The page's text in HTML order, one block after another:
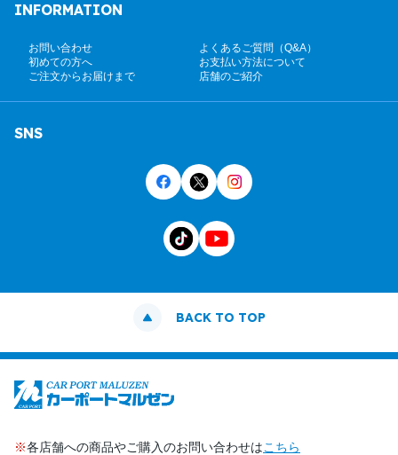
INFORMATION
お問い合わせ
よくあるご質問（Q&A）
初めての方へ
お支払い方法について
ご注文からお届けまで
店舗のご紹介
SNS
BACK TO TOP
※各店舗への商品やご購入のお問い合わせはこちら